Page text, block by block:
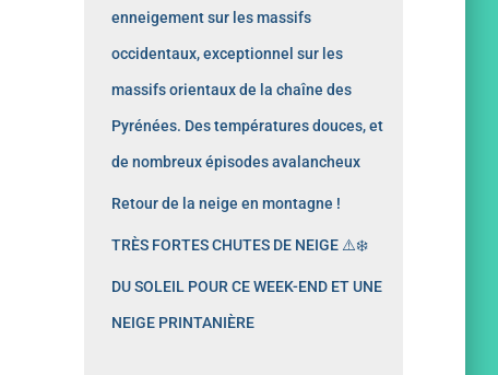
enneigement sur les massifs
occidentaux, exceptionnel sur les
massifs orientaux de la chaîne des
Pyrénées. Des températures douces, et
de nombreux épisodes avalancheux
Retour de la neige en montagne !
TRÈS FORTES CHUTES DE NEIGE ⚠️❄️
DU SOLEIL POUR CE WEEK-END ET UNE
NEIGE PRINTANIÈRE